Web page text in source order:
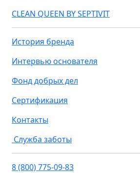
CLEAN QUEEN BY SEPTIVIT
История бренда
Интервью основателя
Фонд добрых дел
Сертификация
Контакты
Служба заботы
8 (800) 775-09-83